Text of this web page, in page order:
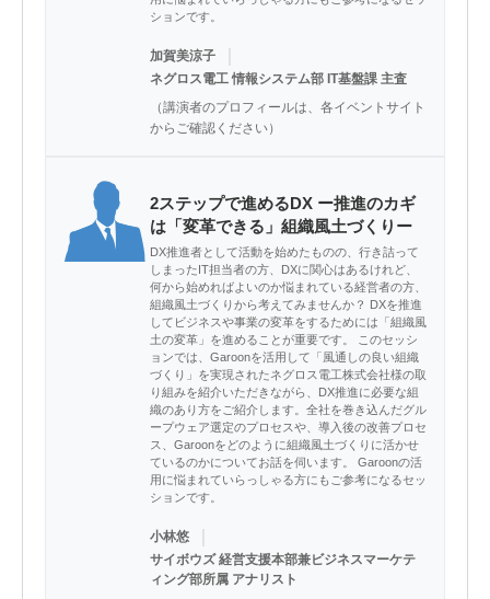
ションです。
加賀美涼子
ネグロス電工 情報システム部 IT基盤課 主査
（講演者のプロフィールは、各イベントサイト
からご確認ください）
2ステップで進めるDX ー推進のカギ
は「変革できる」組織風土づくりー
DX推進者として活動を始めたものの、行き詰って
しまったIT担当者の方、DXに関心はあるけれど、
何から始めればよいのか悩まれている経営者の方、
組織風土づくりから考えてみませんか？ DXを推進
してビジネスや事業の変革をするためには「組織風
土の変革」を進めることが重要です。 このセッシ
ョンでは、Garoonを活用して「風通しの良い組織
づくり」を実現されたネグロス電工株式会社様の取
り組みを紹介いただきながら、DX推進に必要な組
織のあり方をご紹介します。全社を巻き込んだグル
ープウェア選定のプロセスや、導入後の改善プロセ
ス、Garoonをどのように組織風土づくりに活かせ
ているのかについてお話を伺います。 Garoonの活
用に悩まれていらっしゃる方にもご参考になるセッ
ションです。
小林悠
サイボウズ 経営支援本部兼ビジネスマーケテ
ィング部所属 アナリスト